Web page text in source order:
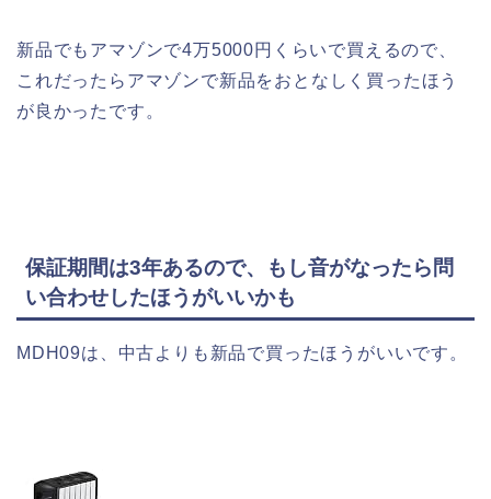
新品でもアマゾンで4万5000円くらいで買えるので、
これだったらアマゾンで新品をおとなしく買ったほう
が良かったです。
保証期間は3年あるので、もし音がなったら問
い合わせしたほうがいいかも
MDH09は、中古よりも新品で買ったほうがいいです。